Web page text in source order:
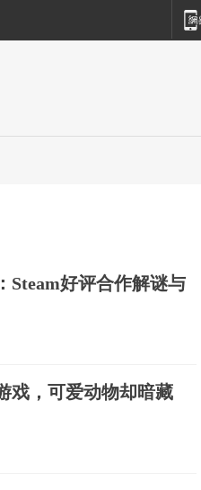
Steam好评合作解谜与
戏，可爱动物却暗藏